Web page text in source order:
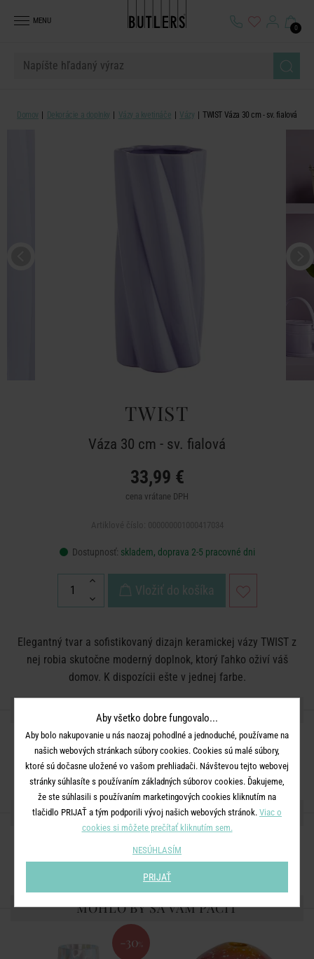
MENU
0
Domov Dekorácie a doplnky Vázy a kvetináče Vázy TWIST Váza 30 cm - sv. fialová
TWIST
Váza 30 cm - sv. fialová
33,99 €
cena vrátane DPH
Dostupnosť: skladem, doprava 2-5 pracovné dni
Vložiť do košíka
Elegantný tvar a sofistikovaný dizajn keramickej vázy TWIST z
nej robia skutočne moderný doplnok, ktorý ľahko oživí váš
domov. K dispozícii ešte v jednej farbe.
DETAILY PRODUKTU
Rozmery:D 12 x Š 13 x V 30 cm
Materiál:kamenina
ZDIEĽAJTE S PRIATEĽMI
MOHLO BY SA VÁM PÁČIŤ
-30 %
Aby všetko dobre fungovalo...
Aby bolo nakupovanie u nás naozaj pohodlné a jednoduché, používame na
našich webových stránkach súbory cookies. Cookies sú malé súbory,
ktoré sú dočasne uložené vo vašom prehliadači. Návštevou tejto webovej
stránky súhlasíte s používaním základných súborov cookies. Ďakujeme,
že ste súhlasili s používaním marketingových cookies kliknutím na
tlačidlo PRIJAŤ a tým podporili vývoj našich webových stránok. Viac o
cookies si môžete prečítať kliknutím sem.
NESÚHLASÍM
PRIJAŤ